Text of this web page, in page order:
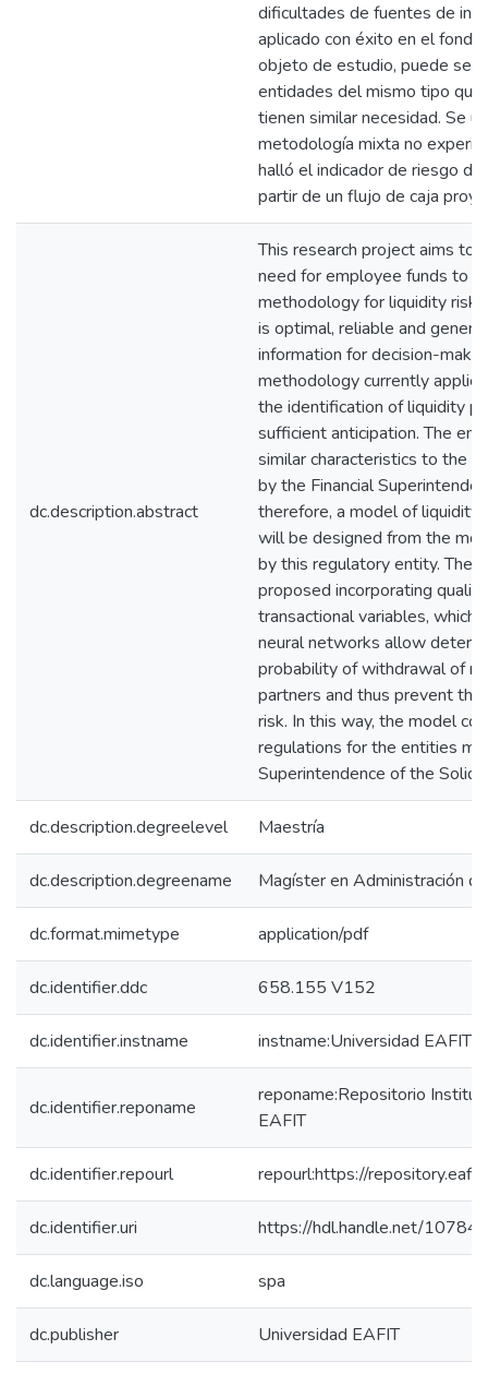
dificultades de fuentes de
aplicado con éxito en el
objeto de estudio, puede ser
entidades del mismo tipo que
tienen similar necesidad. Se
metodología mixta no
halló el indicador de riesgo de
partir de un flujo de caja
dc.description.abstract
This research project aims to
need for employee funds to
methodology for liquidity risk
is optimal, reliable and
information for decision-
methodology currently
the identification of liquidity
sufficient anticipation. The
similar characteristics to the
by the Financial
therefore, a model of liquidity
will be designed from the
by this regulatory entity. The
proposed incorporating
transactional variables, which
neural networks allow
probability of withdrawal of
partners and thus prevent
risk. In this way, the model
regulations for the entities
Superintendence of the
dc.description.degreelevel Maestría
dc.description.degreename Magíster en Administración
dc.format.mimetype application/pdf
dc.identifier.ddc 658.155 V152
dc.identifier.instname instname:Universidad EAFIT
dc.identifier.reponame
reponame:Repositorio
EAFIT
dc.identifier.repourl repourl:https://
dc.identifier.uri https://hdl.handle.net/
dc.language.iso spa
dc.publisher Universidad EAFIT